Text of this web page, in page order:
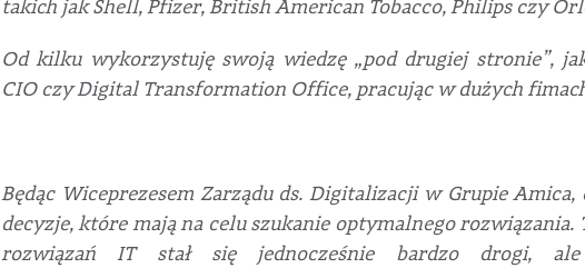
takich jak Shell, Pfizer, British American Tobacco, Philips czy
Od kilku wykorzystuję swoją wiedzę „pod drugiej stronie”,
CIO czy Digital Transformation Office, pracując w dużych
Będąc Wiceprezesem Zarządu ds. Digitalizacji w Grupie
decyzje, które mają na celu szukanie optymalnego rozwiązania.
rozwiązań IT stał się jednocześnie bardzo drogi, ale